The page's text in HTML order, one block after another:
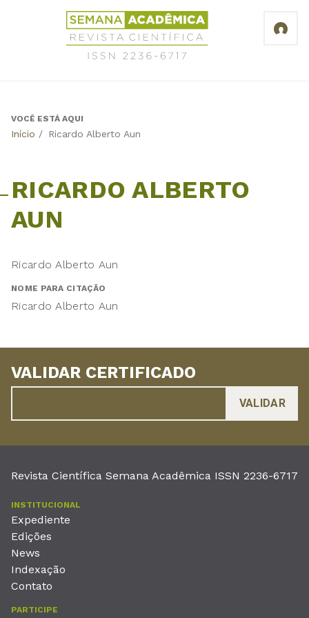
Revista
Científica
Semana
6717
Back
VOCÊ ESTÁ AQUI
Início / Ricardo Alberto Aun
RICARDO ALBERTO
AUN
Ricardo Alberto Aun
NOME PARA CITAÇÃO
Ricardo Alberto Aun
VALIDAR CERTIFICADO
Revista Científica Semana Acadêmica ISSN 2236-6717
INSTITUCIONAL
Expediente
Edições
News
Indexação
Contato
PARTICIPE